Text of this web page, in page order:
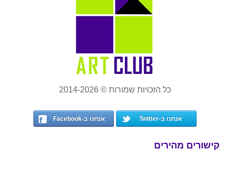
כל הזכויות שמורות © 2014-2026
אנחנו ב-Twitter אנחנו ב-Facebook
קישורים מהירים